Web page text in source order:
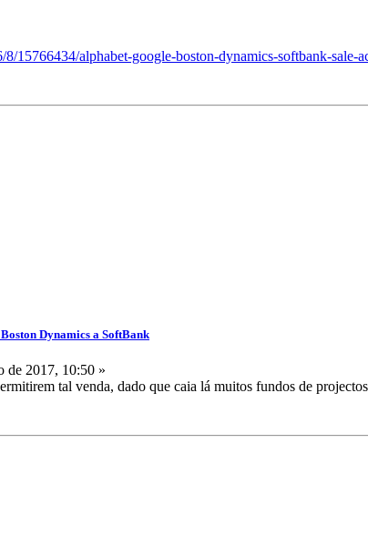
15766434/alphabet-google-boston-dynamics-softbank-sale-
Dynamics a SoftBank
de 2017, 10:50 »
tal venda, dado que caia lá muitos fundos de